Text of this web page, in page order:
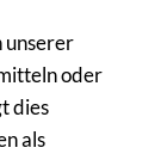
unserer
oder
dies
als